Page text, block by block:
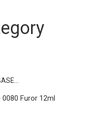
0080 Furor 12ml